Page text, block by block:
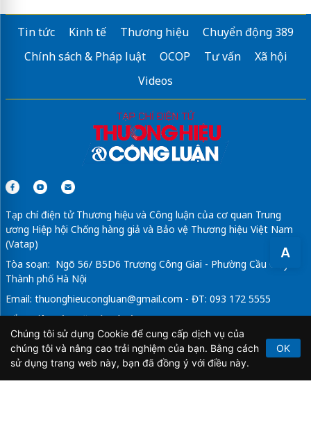
A
Tin tức Kinh tế Thương hiệu
Chuyển động 389
Chính sách & Pháp luật
OCOP Tư vấn
Xã hội
Videos
Tạp chí điện tử Thương hiệu và Công luận của cơ quan Trung
ương Hiệp hội Chống hàng giả và Bảo vệ Thương hiệu Việt Nam
(Vatap)
Tòa soạn: Ngõ 56/ B5D6 Trương Công Giai - Phường Cầu Giấy -
Thành phố Hà Nội
Email: thuonghieucongluan@gmail.com - ĐT: 093 172 5555
Tổng Biên Tập: Vũ Đức Thuận
Giấy phép hoạt động báo chí điện tử số 64/GP-BTTTT do Bộ
Thông tin và Truyền thông cấp ngày 21/2/2020.
Chúng tôi sử dụng Cookie để cung cấp dịch vụ của
chúng tôi và nâng cao trải nghiệm của bạn. Bằng cách
sử dụng trang web này, bạn đã đồng ý với điều này.
OK